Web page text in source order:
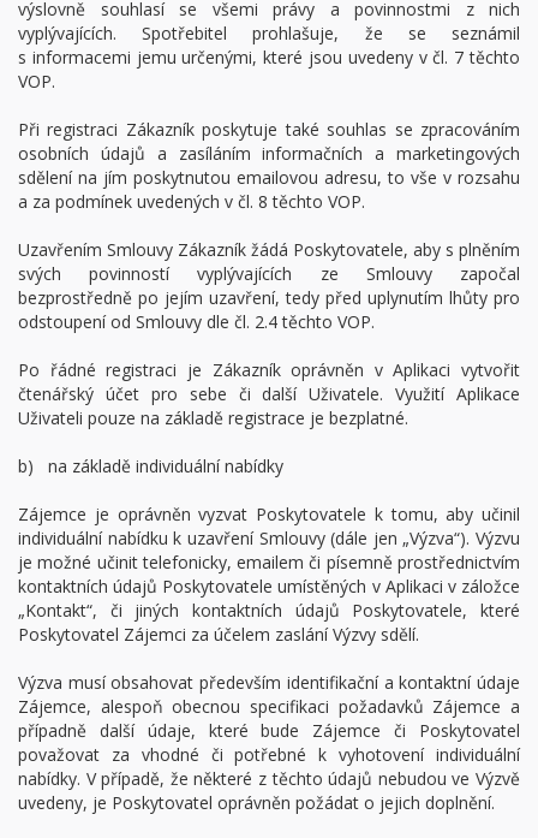
výslovně souhlasí se všemi právy a povinnostmi z nich
vyplývajících. Spotřebitel prohlašuje, že se seznámil
s informacemi jemu určenými, které jsou uvedeny v čl. 7 těchto
VOP.
Při registraci Zákazník poskytuje také souhlas se zpracováním
osobních údajů a zasíláním informačních a marketingových
sdělení na jím poskytnutou emailovou adresu, to vše v rozsahu
a za podmínek uvedených v čl. 8 těchto VOP.
Uzavřením Smlouvy Zákazník žádá Poskytovatele, aby s plněním
svých povinností vyplývajících ze Smlouvy započal
bezprostředně po jejím uzavření, tedy před uplynutím lhůty pro
odstoupení od Smlouvy dle čl. 2.4 těchto VOP.
Po řádné registraci je Zákazník oprávněn v Aplikaci vytvořit
čtenářský účet pro sebe či další Uživatele. Využití Aplikace
Uživateli pouze na základě registrace je bezplatné.
b) na základě individuální nabídky
Zájemce je oprávněn vyzvat Poskytovatele k tomu, aby učinil
individuální nabídku k uzavření Smlouvy (dále jen „Výzva“). Výzvu
je možné učinit telefonicky, emailem či písemně prostřednictvím
kontaktních údajů Poskytovatele umístěných v Aplikaci v záložce
„Kontakt“, či jiných kontaktních údajů Poskytovatele, které
Poskytovatel Zájemci za účelem zaslání Výzvy sdělí.
Výzva musí obsahovat především identifikační a kontaktní údaje
Zájemce, alespoň obecnou specifikaci požadavků Zájemce a
případně další údaje, které bude Zájemce či Poskytovatel
považovat za vhodné či potřebné k vyhotovení individuální
nabídky. V případě, že některé z těchto údajů nebudou ve Výzvě
uvedeny, je Poskytovatel oprávněn požádat o jejich doplnění.